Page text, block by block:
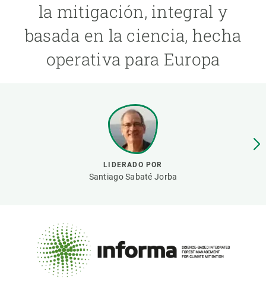
la mitigación, integral y
basada en la ciencia, hecha
operativa para Europa
LIDERADO POR
Santiago Sabaté Jorba
PARTICIPA